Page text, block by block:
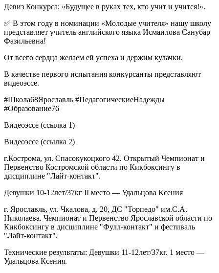
Девиз Конкурса: «Будущее в руках тех, кто учит и учится!».
✅️ В этом году в номинации «Молодые учителя» нашу школу
представляет учитель английского языка Исмаилова Санубар
Фазильевна!
От всего сердца желаем ей успеха и держим кулачки.
В качестве первого испытания конкурсанты представляют
видеоэссе.
#Школа68Ярославль #ПедагогическиеНадежды
#Образование76
Видеоэссе (ссылка 1)
Видеоэссе (ссылка 2)
г.Кострома, ул. Спасокукоцкого 42. Открытый Чемпионат и
Первенство Костромской области по Кикбоксингу в
дисциплине "Лайт-контакт".
Девушки 10-12лет/37кг II место — Удальцова Ксения
г. Ярославль, ул. Чкалова, д. 20, ДС "Торпедо" им.С.А.
Николаева. Чемпионат и Первенство Ярославской области по
Кикбоксингу в дисциплине "Фулл-контакт" и фестиваль
"Лайт-контакт".
Технические результаты: Девушки 11-12лет/37кг. 1 место —
Удальцова Ксения.